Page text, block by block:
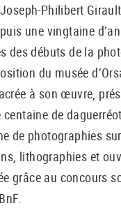
Philibert
une vingtaine
des débuts de la
du musée
à son œuvre,
centaine de
de photographies
lithographies et
grâce au concours